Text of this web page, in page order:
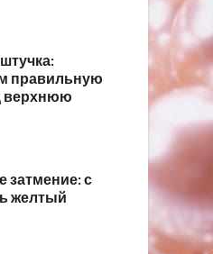
правильную
верхнюю
затмение: с
желтый